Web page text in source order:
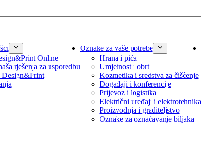
Online
rješenja za usporedbu
Design&Print
Oznake za vaše potrebe
Hrana i pića
Umjetnost i obrt
Kozmetika i sredstva za čišćenje
Događaji i konferencije
Prijevoz i logistika
Električni uređaji i elektrotehnika
Proizvodnja i graditeljstvo
Oznake za označavanje biljaka